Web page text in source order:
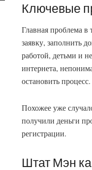
Ключевые
Главная проблема в
заявку, заполнить
работой, детьми и
интернета,
остановить процесс.
Похожее уже
получили деньги
регистрации.
Штат Мэн